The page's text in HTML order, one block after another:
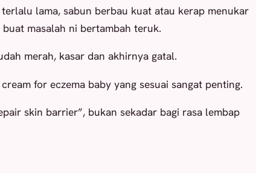
terlalu lama, sabun berbau kuat atau kerap menukar
masalah ni bertambah teruk.
merah, kasar dan akhirnya gatal.
for eczema baby yang sesuai sangat penting.
skin barrier”, bukan sekadar bagi rasa lembap